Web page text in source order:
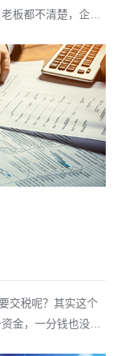
板都不清楚，企业
；三百零一万，就需
块钱的利润，就需
交税呢？其实这个
金，一分钱也没有